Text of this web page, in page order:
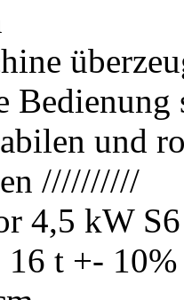
und
//////////
4,5 kW
16 t +- 10%